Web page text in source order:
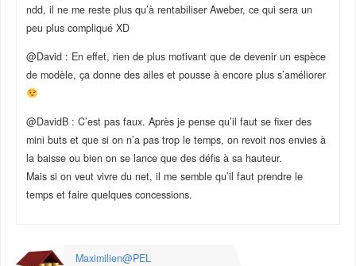
ndd, il ne me reste plus qu’à rentabiliser Aweber, ce qui sera un
peu plus compliqué XD
@David : En effet, rien de plus motivant que de devenir un espèce
de modèle, ça donne des ailes et pousse à encore plus s’améliorer
@DavidB : C’est pas faux. Après je pense qu’il faut se fixer des
mini buts et que si on n’a pas trop le temps, on revoit nos envies à
la baisse ou bien on se lance que des défis à sa hauteur.
Mais si on veut vivre du net, il me semble qu’il faut prendre le
temps et faire quelques concessions.
Maximilien@PEL